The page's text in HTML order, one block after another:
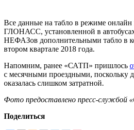
Все данные на табло в режиме
ГЛОНАСС, установленной в
НЕФАЗов дополнительными табло в
втором квартале 2018 года.
Напомним, ранее «САТП» пришлось
с месячными проездными, поскольку
оказалась слишком затратной.
Фото предоставлено пресс-службой
Поделиться